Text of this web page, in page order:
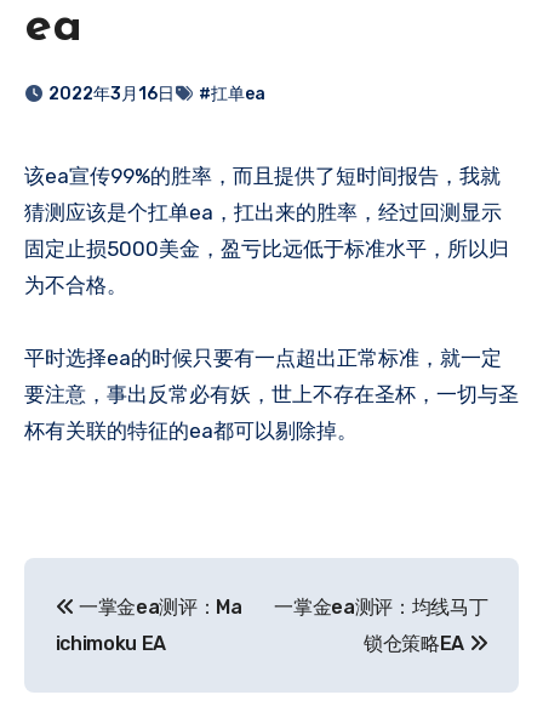
ea
2022年3月16日 #扛单ea
该ea宣传99%的胜率，而且提供了短时间报告，我就
猜测应该是个扛单ea，扛出来的胜率，经过回测显示
固定止损5000美金，盈亏比远低于标准水平，所以归
为不合格。
平时选择ea的时候只要有一点超出正常标准，就一定
要注意，事出反常必有妖，世上不存在圣杯，一切与圣
杯有关联的特征的ea都可以剔除掉。
章
导
一掌金ea测评：Ma
ichimoku EA
一掌金ea测评：均线马丁
锁仓策略EA